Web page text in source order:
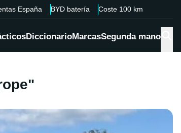
España BYD batería Coste 100 km
DiccionarioMarcasSegunda mano